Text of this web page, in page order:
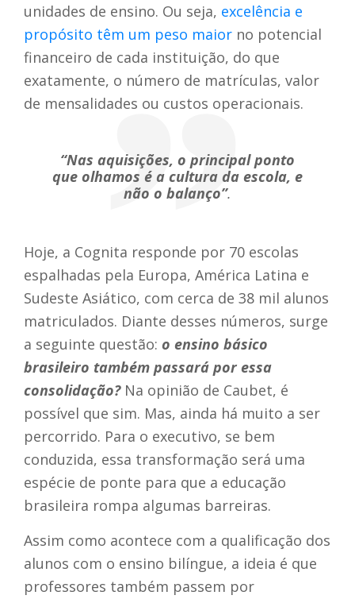
unidades de ensino. Ou seja, excelência e
propósito têm um peso maior no potencial
financeiro de cada instituição, do que
exatamente, o número de matrículas, valor
de mensalidades ou custos operacionais.
“Nas aquisições, o principal ponto
que olhamos é a cultura da escola, e
não o balanço”.
Hoje, a Cognita responde por 70 escolas
espalhadas pela Europa, América Latina e
Sudeste Asiático, com cerca de 38 mil alunos
matriculados. Diante desses números, surge
a seguinte questão: o ensino básico
brasileiro também passará por essa
consolidação?Na opinião de Caubet, é
possível que sim. Mas, ainda há muito a ser
percorrido. Para o executivo, se bem
conduzida, essa transformação será uma
espécie de ponte para que a educação
brasileira rompa algumas barreiras.
Assim como acontece com a qualificação dos
alunos com o ensino bilíngue, a ideia é que
professores também passem por